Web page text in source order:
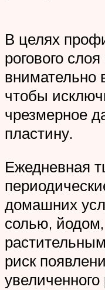
В целях
рогового
внимательно
чтобы
чрезмерное
пластину.
Ежедневная
домашних
солью,
риск
увеличенного